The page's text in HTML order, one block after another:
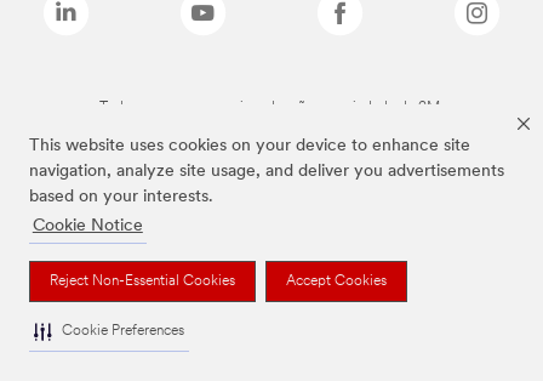
This website uses cookies on your device to enhance site
navigation, analyze site usage, and deliver you advertisements
based on your interests.
Cookie Notice
Reject Non-Essential Cookies Accept Cookies
Cookie Preferences
Todas as marcas mencionadas são propriedade da 3M.